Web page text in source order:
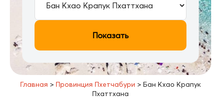
Показать
Главная > Провинция Пхетчабури > Бан Кхао Крапук
Пхаттхана